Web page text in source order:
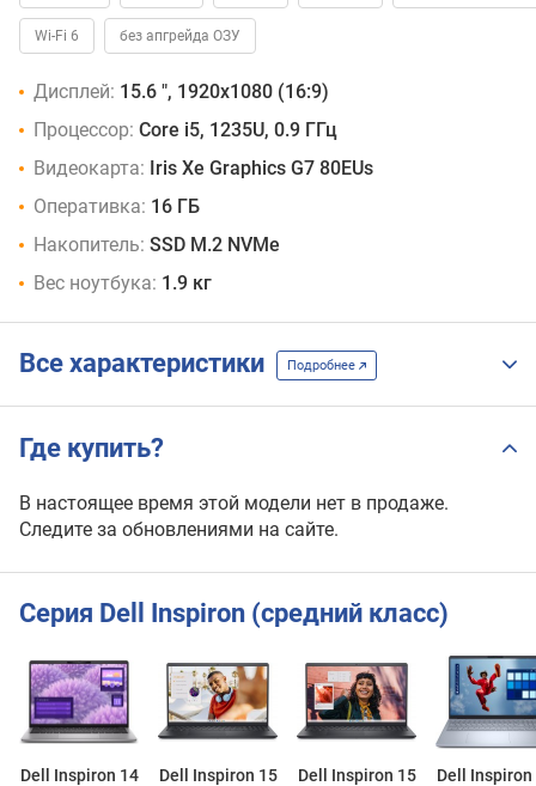
Wi-Fi 6 без апгрейда ОЗУ
Дисплей: 15.6 ", 1920x1080 (16:9)
Процессор: Core i5, 1235U, 0.9 ГГц
Видеокарта: Iris Xe Graphics G7 80EUs
Оперативка: 16 ГБ
Накопитель: SSD M.2 NVMe
Вес ноутбука: 1.9 кг
Все характеристики Подробнее
Где купить?
В настоящее время этой модели нет в продаже.
Следите за обновлениями на сайте.
Серия Dell Inspiron (средний класс)
Dell Inspiron 14
Dell Inspiron 15
Dell Inspiron 15
Dell Inspiron